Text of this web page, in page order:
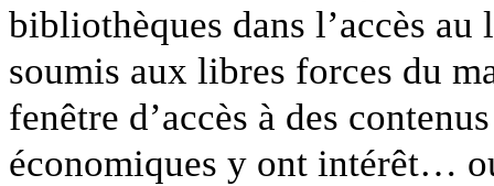
bibliothèques dans l’accès
soumis aux libres forces du
fenêtre d’accès à des
économiques y ont intérêt…